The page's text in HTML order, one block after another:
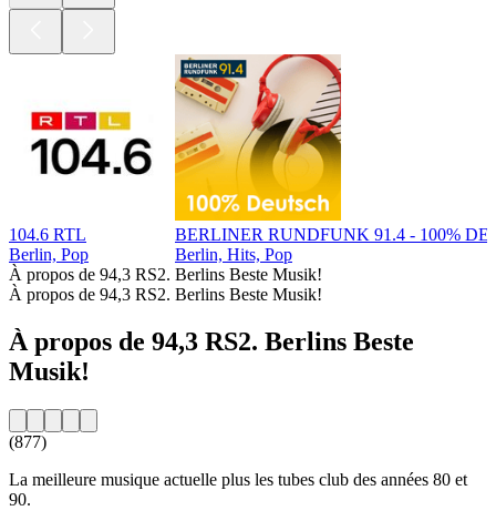
104.6 RTL
Berlin, Pop
BERLINER RUNDFUNK 91.4 - 100%
Berlin, Hits, Pop
À propos de 94,3 RS2. Berlins Beste Musik!
À propos de 94,3 RS2. Berlins Beste Musik!
À propos de 94,3 RS2. Berlins Beste
Musik!
(877)
La meilleure musique actuelle plus les tubes club des années 80 et
90.